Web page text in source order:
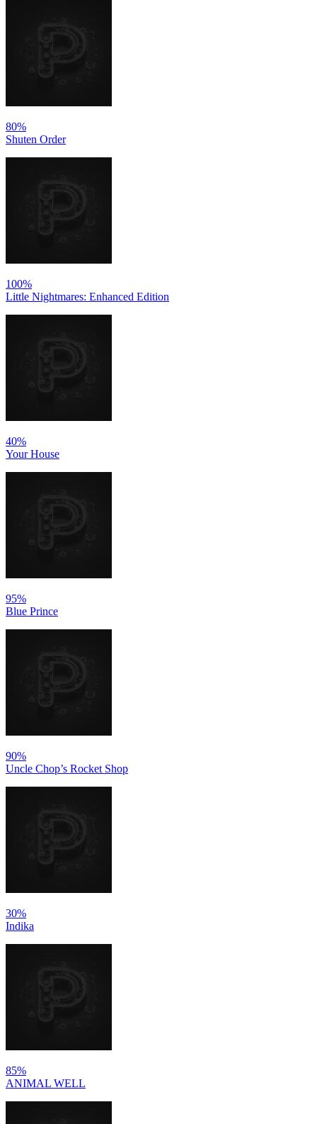
80%
Shuten Order
100%
Little Nightmares: Enhanced Edition
40%
Your House
95%
Blue Prince
90%
Uncle Chop’s Rocket Shop
30%
Indika
85%
ANIMAL WELL